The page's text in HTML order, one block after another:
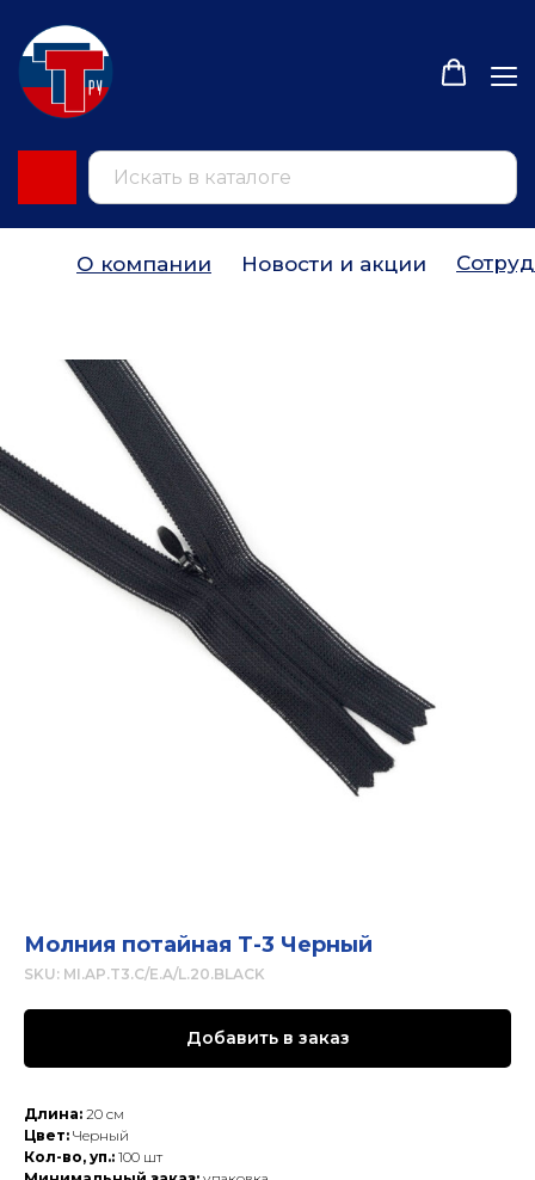
О компании Новости и акции
Молния потайная Т-3 Черный
SKU: MI.AP.T3.C/E.A/L.20.BLACK
Добавить в заказ
Длина: 20 см
Цвет: Черный
Кол-во, уп.: 100 шт